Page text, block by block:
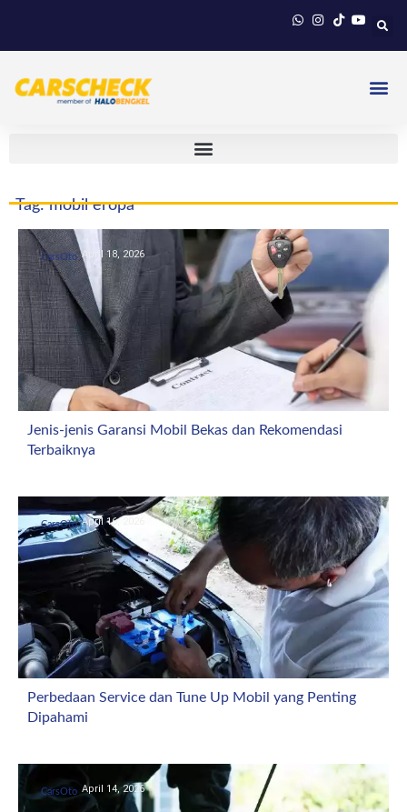
Tag: mobil eropa
CarsOto April 18, 2026
Jenis-jenis Garansi Mobil Bekas dan Rekomendasi
Terbaiknya
CarsOto April 16, 2026
Perbedaan Service dan Tune Up Mobil yang Penting
Dipahami
CarsOto April 14, 2026